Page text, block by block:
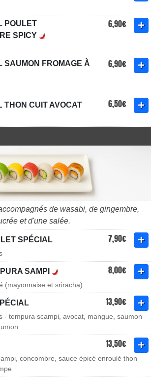
POULET
SPICY
6,90€
SAUMON FROMAGE À
6,90€
THON CUIT AVOCAT 6,50€
de wasabi, de gingembre,
et d'une salée.
SPÉCIAL 7,90€
SAMPI 8,00€
(mayonnaise et sriracha)
13,90€
- tempura scampi, avocat, mangue, saumon
13,50€
concombre, sauce épicé enroulé thon